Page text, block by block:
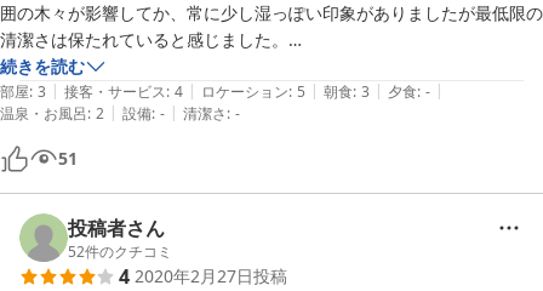
囲の木々が影響してか、常に少し湿っぽい印象がありましたが最低限の
清潔さは保たれていると感じました。
一点、お風呂は満室の時だけでも時間制にすると良いと思います。1グ
ループごとにしか入れず、かなり急いだつもりでしたが、結果急かされ
てしまい髪は乾かしきれませんでした…
続きを読む
部屋: 3 | 接客・サービス: 4 | ロケーション: 5 | 朝食: 3 | 夕食: - |
温泉・お風呂: 2 | 設備: - | 清潔さ: -
51
投稿者さん
52件のクチコミ
4 2020年2月27日投稿